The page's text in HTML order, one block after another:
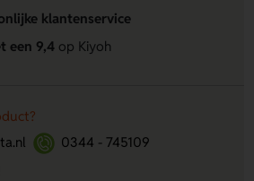
klantenservice
een 9,4op Kiyoh
0344 - 745109